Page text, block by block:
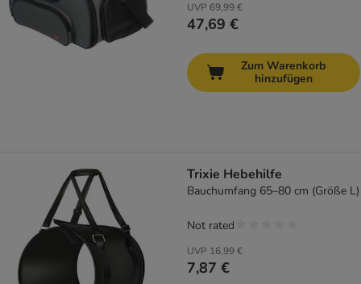
UVP 69,99 €
47,69 €
Zum Warenkorb
hinzufügen
Trixie Hebehilfe
Bauchumfang 65–80 cm (Größe L)
UVP 16,99 €
7,87 €
Not rated